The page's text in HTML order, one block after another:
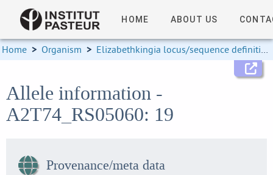
HOME ABOUT US
Home > Organism > Elizabethkingia locus/sequence definitions
Allele information -
A2T74_RS05060: 19
Provenance/meta data